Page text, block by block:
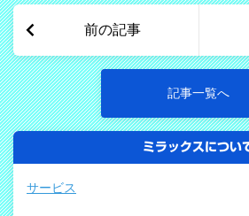
前の記事
記事一覧へ
ミラックスについ
サービス